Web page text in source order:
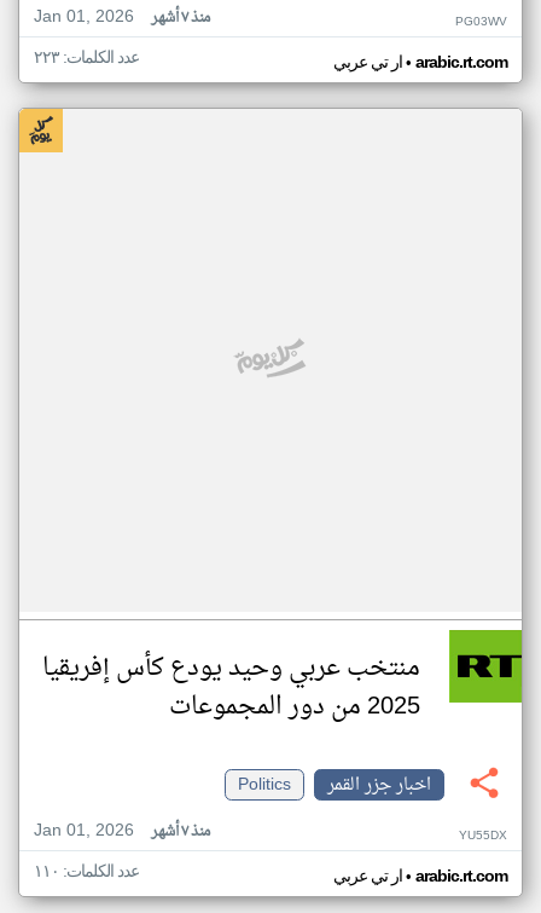
Jan 01, 2026
منذ ٧ أشهر PG03WV
ار تي عربي• arabic.rt.com عدد الكلمات: ٢٢٣
منتخب عربي وحيد يودع كأس إفريقيا
2025 من دور المجموعات
اخبار جزر القمر
Politics
Jan 01, 2026
منذ ٧ أشهر YU55DX
ار تي عربي• arabic.rt.com عدد الكلمات: ١١٠